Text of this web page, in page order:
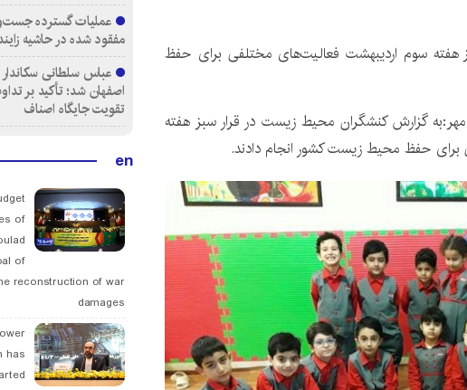
سوم اردیبهشت فعالیت‌های مختلفی برای حفظ
مهر:به گزارش کنشگران محیط زیست در قرار سبز هفته
حفظ محیط زیست کشور انجام دادند.
عملیات گسترده
مفقود شده در حاشیه
عباس سلطانی
اصفهان شد؛ تأکید بر
تقویت جایگاه اصناف
en
of
of
reconstruction of war
damages
has